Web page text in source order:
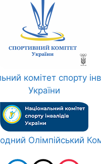
комітет спорту
України
Олімпійський